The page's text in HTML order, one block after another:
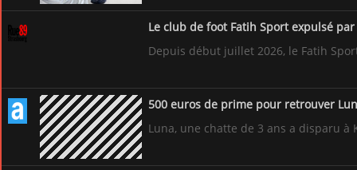
Le club de foot Fatih Sport expulsé
Depuis début juillet 2026, le Fatih
500 euros de prime pour retrouver
Luna, une chatte de 3 ans a disparu